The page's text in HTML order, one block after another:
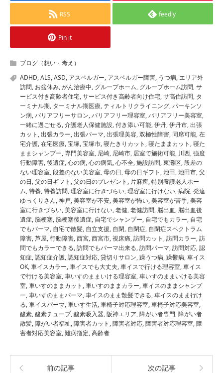
RSS feedly
Pin it
ブログ（想い・考え）
ADHD,ALS,ASD, アスペルガー, アスペルガー障害, うつ病, エリア外
訪問, お盆休み,がん治療中, グループホーム, グループホーム訪問,サ
ービス付き高齢者住宅,サービス付き高齢者向け住宅,サ高住訪問, タ
ーミナル期, ターミナル期医療, ティルトリクライニング,パーキンソ
ン病,バリアフリーサロン,バリアフリー理容室,バリアフリー美容室,
一緒に過ごせる,介護老人保健施設,付き添い可能,伊丹,伊丹市,出張
カット ,出張カラー,出張パーマ,出張理美容,双極性障害, 同席可能,在
宅介護,在宅医療,宝塚,宝塚市,寝たきりカット ,寝たままカット ,寝た
ままシャンプー,専門美容室, 尼崎, 尼崎市, 居室で施術可能, 川西,強度
行動障害,後遺症,心の病,心の病気,心不全,施設訪問,東灘区,段差の
ない理容室,段差のない美容室,母の日,母の日ギフト ,池田,池田市,父
の日,父の日ギフト ,父の日のプレゼント , 片麻痺,特別養護老人ホー
ム,特養,特養訪問,理容室に行きづらい,理容室に行けない,病院,発達
ゆっくりさん,神戸,美容室が不安,美容室が怖い,美容室が苦手,美容
室に行きづらい,美容室に行けない,老健,老健訪問, 脳出血, 脳出血後
遺症, 脳梗塞, 脳梗塞後遺症, 自宅でシャンプー, 自宅でもカラー, 自宅
でもパーマ, 自宅で散髪, 自立支援, 自閉, 自閉症, 自閉症スペクトラム
障害,芦屋,行動障害,西宮,西宮市,視床痛,訪問カット ,訪問カラー,訪
問でもカラーできる,訪問でもパーマ出来る,訪問パーマ,訪問対応,認
知症,認知症介護,認知症対応,貸切りサロン,躁うつ病,躁鬱病,車イス
OK,車イスカラー,車イスでも大丈夫,車イスで行ける理容室,車イス
で行ける美容室,車いすのままいける理容室,車いすのままいける美容
室,車いすのままカット ,車いすのままカラー,車イスのままシャンプ
ー,車いすのままパーマ,車イスのまま散髪できる,車イスのまま行け
る,車イスパーマ,車いす生活,車椅子対応理容室,車椅子対応美容室,
酸素,酸素チューブ,酸素吸入器,阪神エリア,障がい者専門,障がい者
散髪,障がい者福祉,障害者カット ,障害者対応,障害者対応理容室,障
害者対応美容室,難病指定,高齢者
前の記事 次の記事